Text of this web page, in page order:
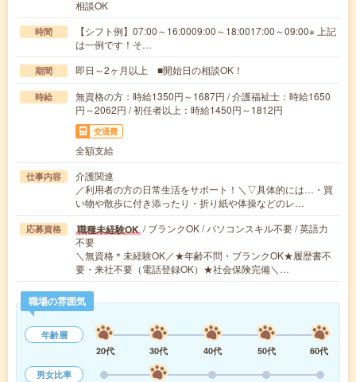
相談OK
時間
【シフト例】07:00～16:0009:00～18:0017:00～09:00※ 上記
は一例です！そ…
期間 即日～2ヶ月以上 ■開始日の相談OK！
時給
無資格の方：時給1350円～1687円 / 介護福祉士：時給1650
円～2062円 / 初任者以上：時給1450円～1812円
交通費
全額支給
仕事内容
介護関連
／利用者の方の日常生活をサポート！＼▽具体的には…・買
い物や散歩に付き添ったり・折り紙や体操などのレ…
応募資格 職種未経験OK / ブランクOK / パソコンスキル不要 / 英語力
不要
＼無資格＊未経験OK／★年齢不問・ブランクOK★履歴書不
要・来社不要（電話登録OK）★社会保険完備＼…
職場の雰囲気
年齢層
20代
30代 40代 50代
60代
男女比率